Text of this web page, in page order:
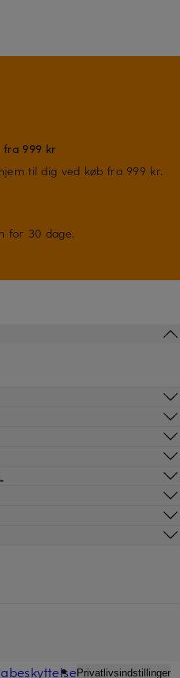
fra 999 kr
til dig ved køb fra 999 kr.
for 30 dage.
Privatlivsindstillinger